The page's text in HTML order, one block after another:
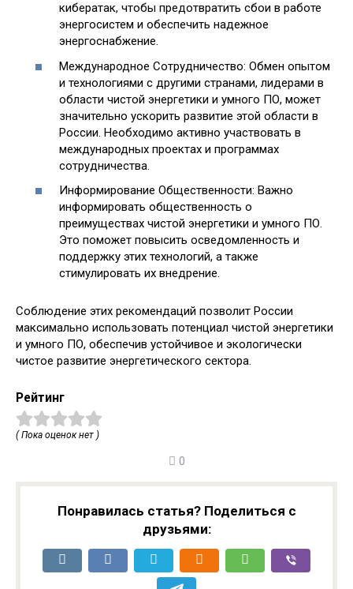
кибератак, чтобы предотвратить сбои в работе
энергосистем и обеспечить надежное
энергоснабжение.
Международное Сотрудничество: Обмен опытом
и технологиями с другими странами, лидерами в
области чистой энергетики и умного ПО, может
значительно ускорить развитие этой области в
России. Необходимо активно участвовать в
международных проектах и программах
сотрудничества.
Информирование Общественности: Важно
информировать общественность о
преимуществах чистой энергетики и умного ПО.
Это поможет повысить осведомленность и
поддержку этих технологий, а также
стимулировать их внедрение.
Соблюдение этих рекомендаций позволит России
максимально использовать потенциал чистой энергетики
и умного ПО, обеспечив устойчивое и экологически
чистое развитие энергетического сектора.
Рейтинг
( Пока оценок нет )
0
Понравилась статья? Поделиться с
друзьями: